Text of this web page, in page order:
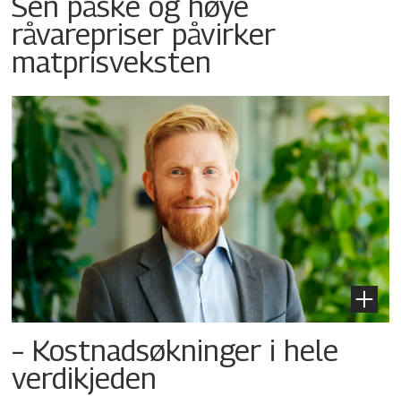
råvarepriser påvirker
matprisveksten
– Kostnadsøkninger i hele
verdikjeden